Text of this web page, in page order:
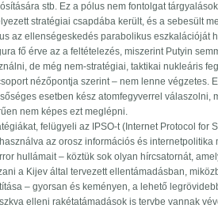
stb. Ez a pólus nem fontolgat
stratégiai csapdába került, és a sebesült
az ellenségeskedés parabolikus eszkalációját
fő érve az a feltételezés, miszerint Putyin
de még nem-stratégiai, taktikai nukleáris
nézőpontja szerint – nem lenne végzetes.
esetben kész atomfegyverrel válaszolni,
nem képes ezt meglépni.
felügyeli az IPSO-t (Internet Protocol for
az orosz információs és
hullámait – köztük sok olyan hírcsatornát,
a Kijev által tervezett ellentámadásban,
– gyorsan és keményen, a lehető
elleni rakétatámadások is tervbe vannak